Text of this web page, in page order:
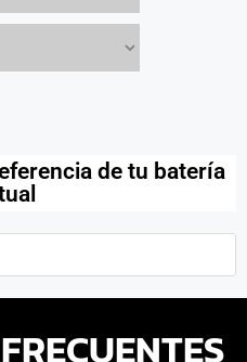
de tu batería